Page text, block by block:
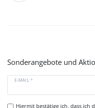
Sonderangebote und
E-MAIL *
Hiermit bestätige ich, dass ich